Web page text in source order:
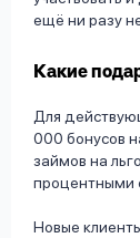
ещё ни разу
Какие
Для
000 бонусов
займов на
процентными
Новые
Оформить
Ответы
на